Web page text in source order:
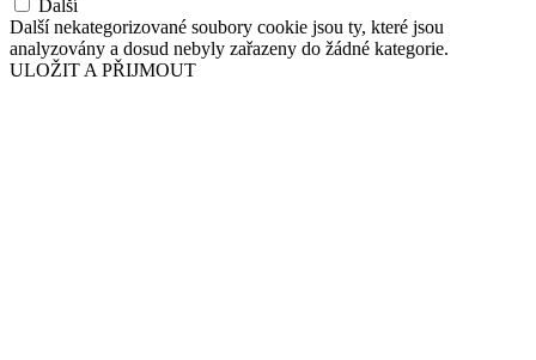
Další
Další nekategorizované soubory cookie jsou ty, které jsou
analyzovány a dosud nebyly zařazeny do žádné kategorie.
ULOŽIT A PŘIJMOUT